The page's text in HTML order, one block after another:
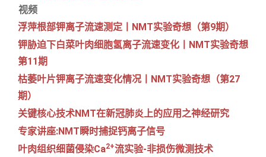
视频
浮萍根部钾离子流速测定丨NMT实验奇想（第9期）
钾胁迫下白菜叶肉细胞氢离子流速变化丨NMT实验奇想
第11期
枯萎叶片钾离子流速变化情况丨NMT实验奇想（第27
期）
关键核心技术NMT在新冠肺炎上的应用之神经研究
专家讲座:NMT瞬时捕捉钙离子信号
叶肉组织细菌侵染Ca2+流实验-非损伤微测技术